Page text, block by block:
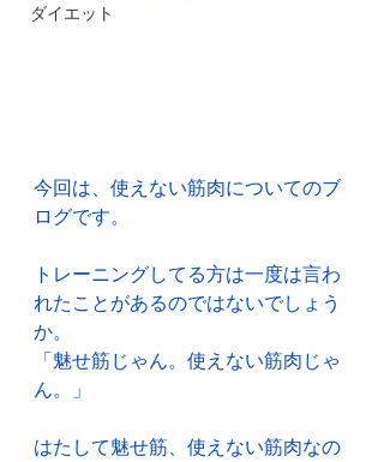
ダイエット
今回は、使えない筋肉についてのブ
ログです。
トレーニングしてる方は一度は言わ
れたことがあるのではないでしょう
か。
「魅せ筋じゃん。使えない筋肉じゃ
ん。」
はたして魅せ筋、使えない筋肉なの